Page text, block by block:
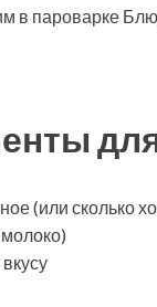
в пароварке
(или сколько